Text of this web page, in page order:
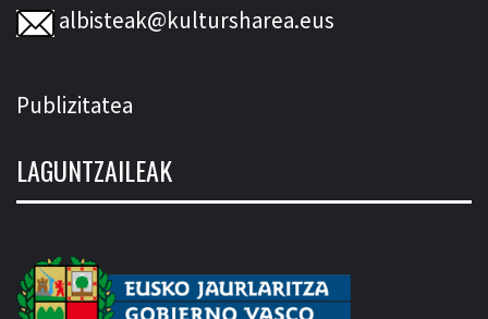
albisteak@kultursharea.eus
Publizitatea
LAGUNTZAILEAK